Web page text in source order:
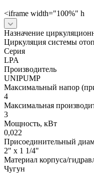
<iframe width="100%" h
Назначение
Циркуляция системы
Серия
LPA
Производитель
UNIPUMP
Максимальный напор
4
Максимальная
3
Мощность, кВт
0,022
Присоединительный
2" x 1 1/4"
Материал корпуса/
Чугун